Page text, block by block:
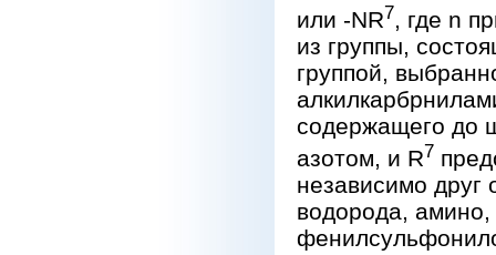
или -NR7, где n
из группы,
группой,
содержащего до
азотом, и R7
независимо друг
водорода,